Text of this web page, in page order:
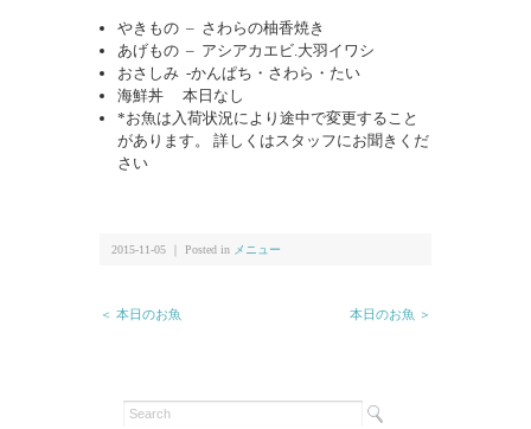
やきもの – さわらの柚香焼き
あげもの – アシアカエビ.大羽イワシ
おさしみ -かんぱち・さわら・たい
海鮮丼 本日なし
*お魚は入荷状況により途中で変更すること
があります。 詳しくはスタッフにお聞きくだ
さい
2015-11-05 ｜ Posted in メニュー
＜ 本日のお魚 本日のお魚 ＞